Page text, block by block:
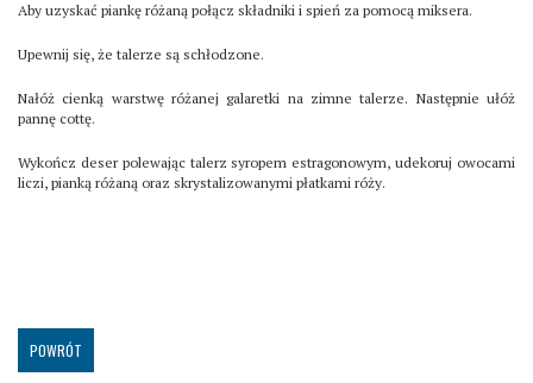
Aby uzyskać piankę różaną połącz składniki i spień za pomocą miksera.
Upewnij się, że talerze są schłodzone.
Nałóż cienką warstwę różanej galaretki na zimne talerze. Następnie ułóż
pannę cottę.
Wykończ deser polewając talerz syropem estragonowym, udekoruj owocami
liczi, pianką różaną oraz skrystalizowanymi płatkami róży.
POWRÓT